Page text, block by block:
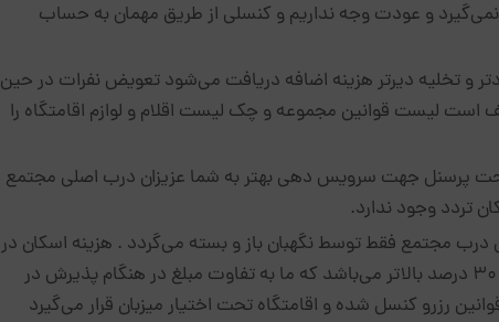
و عودت وجه نداریم و کنسلی از طریق مهمان به حساب
و تخلیه دیرتر هزینه اضافه دریافت می‌شود تعویض نفرات در حین
لیست قوانین مجموعه و چک لیست اقلام و لوازم اقامتگاه را
پرسنل جهت سرویس دهی بهتر به شما عزیزان درب اصلی مجتمع
درب مجتمع فقط توسط نگهبان باز و بسته می‌گردد . هزینه اسکان در
تمام واحدهای این مجموعه برای اتباع غیر ایرانی ۳۰ درصد بالاتر می‌باشد که ما به تفاوت مبلغ در هنگام پذیرش در
رزرو کنسل شده و اقامتگاه تحت اختیار میزبان قرار می‌گیرد